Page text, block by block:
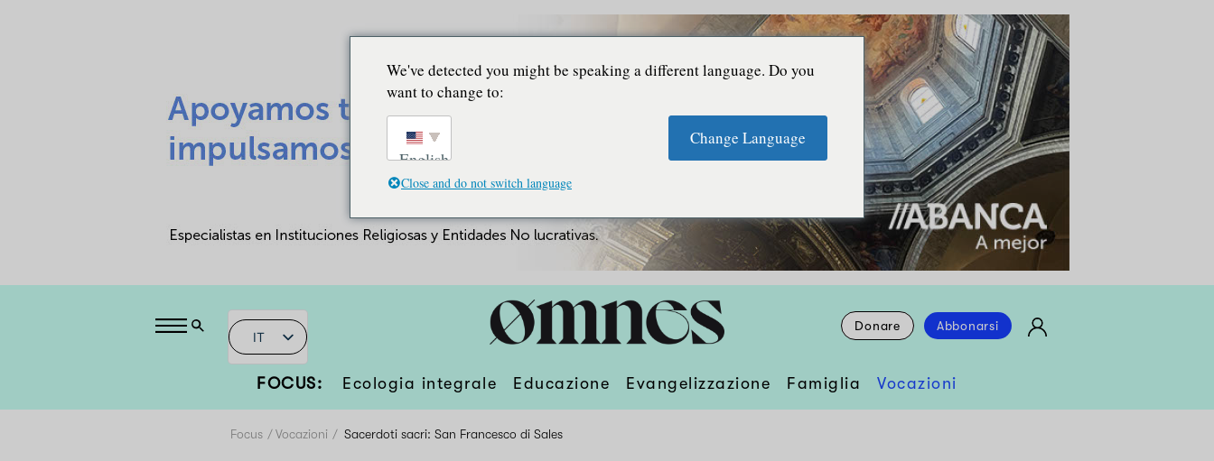
IT
Donare Abbonarsi
FOCUS: Ecologia integrale Educazione Evangelizzazione Famiglia Vocazioni
Focus Vocazioni Sacerdoti sacri: San Francesco di Sales
We've detected you might be speaking a different language. Do you
want to change to:
English
Change Language
Close and do not switch language